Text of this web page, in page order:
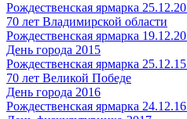
Рождественская ярмарка
70 лет Владимирской области
Рождественская ярмарка
День города 2015
Рождественская ярмарка
70 лет Великой Победе
День города 2016
Рождественская ярмарка